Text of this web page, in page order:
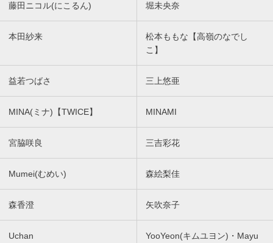
藤田ニコル(にこるん) 堀未央奈
本田紗来
松本ももな【高嶺のなでし
こ】
益若つばさ 三上悠亜
MINA(ミナ)【TWICE】 MINAMI
宮脇咲良 三吉彩花
Mumei(むめい) 森絵梨佳
森香澄 矢吹奈子
Uchan
YooYeon(キムユヨン)・Mayu